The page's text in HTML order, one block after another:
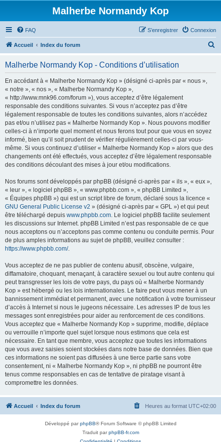
Malherbe Normandy Kop
FAQ Connexion
S’enregistrer
Accueil Index du forum
Malherbe Normandy Kop - Conditions d’utilisation
En accédant à « Malherbe Normandy Kop » (désigné ci-après par « nous »,
« notre », « nos », « Malherbe Normandy Kop »,
« http://www.mnk96.com/forum »), vous acceptez d’être légalement
responsable des conditions suivantes. Si vous n’acceptez pas d’être
légalement responsable de toutes les conditions suivantes, alors n’accédez
pas et/ou n’utilisez pas « Malherbe Normandy Kop ». Nous pouvons modifier
celles-ci à n’importe quel moment et nous ferons tout pour que vous en soyez
informé, bien qu’il soit prudent de vérifier régulièrement celles-ci par vous-
même. Si vous continuez d’utiliser « Malherbe Normandy Kop » alors que des
changements ont été effectués, vous acceptez d’être légalement responsable
des conditions découlant des mises à jour et/ou modifications.
Nos forums sont développés par phpBB (désigné ci-après par « ils », « eux »,
« leur », « logiciel phpBB », « www.phpbb.com », « phpBB Limited »,
« Équipes phpBB ») qui est un script libre de forum, déclaré sous la licence «
GNU General Public License v2 » (désigné ci-après par « GPL ») et qui peut
être téléchargé depuis www.phpbb.com. Le logiciel phpBB facilite seulement
les discussions sur Internet. phpBB Limited n’est pas responsable de ce que
nous acceptons ou n’acceptons pas comme contenu ou conduite permis. Pour
de plus amples informations au sujet de phpBB, veuillez consulter :
https://www.phpbb.com/.
Vous acceptez de ne pas publier de contenu abusif, obscène, vulgaire,
diffamatoire, choquant, menaçant, à caractère sexuel ou tout autre contenu qui
peut transgresser les lois de votre pays, du pays où « Malherbe Normandy
Kop » est hébergé ou les lois internationales. Le faire peut vous mener à un
bannissement immédiat et permanent, avec une notification à votre fournisseur
d’accès à Internet si nous le jugeons nécessaire. Les adresses IP de tous les
messages sont enregistrées pour aider au renforcement de ces conditions.
Vous acceptez que « Malherbe Normandy Kop » supprime, modifie, déplace
ou verrouille n’importe quel sujet lorsque nous estimons que cela est
nécessaire. En tant que membre, vous acceptez que toutes les informations
que vous avez saisies soient stockées dans notre base de données. Bien que
ces informations ne soient pas diffusées à une tierce partie sans votre
consentement, ni « Malherbe Normandy Kop », ni phpBB ne pourront être
tenus comme responsables en cas de tentative de piratage visant à
compromettre les données.
Accueil Index du forum Heures au format UTC+02:00
Développé parphpBB® Forum Software © phpBB Limited
Traduit parphpBB-fr.com